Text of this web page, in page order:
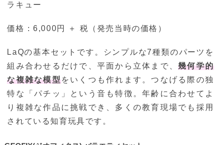
ラキュー
価格：6,000円 ＋ 税（発売当時の価格）
LaQの基本セットです。シンプルな7種類のパーツを
組み合わせるだけで、平面から立体まで、幾何学的
な複雑な模型をいくつも作れます。つなげる際の独
特な「パチッ」という音も特徴。年齢に合わせてよ
り複雑な作品に挑戦でき、多くの教育現場でも採用
されている知育玩具です。